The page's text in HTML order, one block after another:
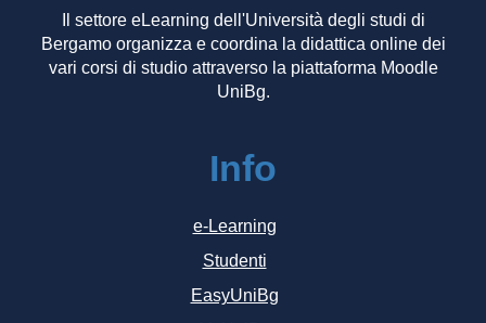
Il settore eLearning dell'Università degli studi di
Bergamo organizza e coordina la didattica online dei
vari corsi di studio attraverso la piattaforma Moodle
UniBg.
Info
e-Learning
Studenti
EasyUniBg